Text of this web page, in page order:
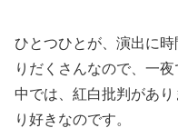
ひとつひとが、演出に
りだくさんなので、一
中では、紅白批判があ
り好きなのです。